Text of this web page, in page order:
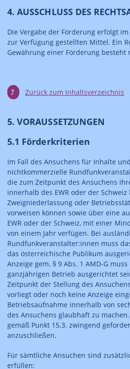
4. AUSSCHLUSS DES
Die Vergabe der Förderung erfolgt
zur Verfügung gestellten Mittel. Ein
Gewährung einer Förderung besteht
⤴ Zurück zum Inhaltsverzeichnis
5. VORAUSSETZUNGEN
5.1 Förderkriterien
Im Fall des Ansuchens für Inhalte
nichtkommerzielle
die zum Zeitpunkt des Ansuchens
innerhalb des EWR oder der
Zweigniederlassung oder
vorweisen können sowie über eine
EWR oder der Schweiz, mit einer
von einem Jahr verfügen. Bei
Rundfunkveranstalter:innen muss
das österreichische Publikum
Anzeige gem. § 9 Abs. 1 AMD-G
ganzjährigen Betrieb ausgerichtet
Zeitpunkt der Stellung des
vorliegt oder noch keine Anzeige
Betriebsaufnahme innerhalb von
des Ansuchens glaubhaft zu
gemäß Punkt 15.3. zwingend
anzuschließen.
Für sämtliche Ansuchen sind
erfüllen: